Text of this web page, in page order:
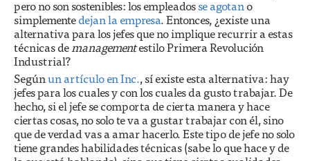
pero no son sostenibles: los empleadosse agotano
simplementedejan la empresa. Entonces, ¿existe una
alternativa para los jefes que no implique recurrir a estas
técnicas demanagementestilo Primera Revolución
Industrial?
Segúnun artículo en Inc., sí existe esta alternativa: hay
jefes para los cuales y con los cuales da gusto trabajar. De
hecho, si el jefe se comporta de cierta manera y hace
ciertas cosas, no solo te va a gustar trabajar con él, sino
que de verdad vas a amar hacerlo. Este tipo de jefe no solo
tiene grandes habilidades técnicas (sabe lo que hace y de